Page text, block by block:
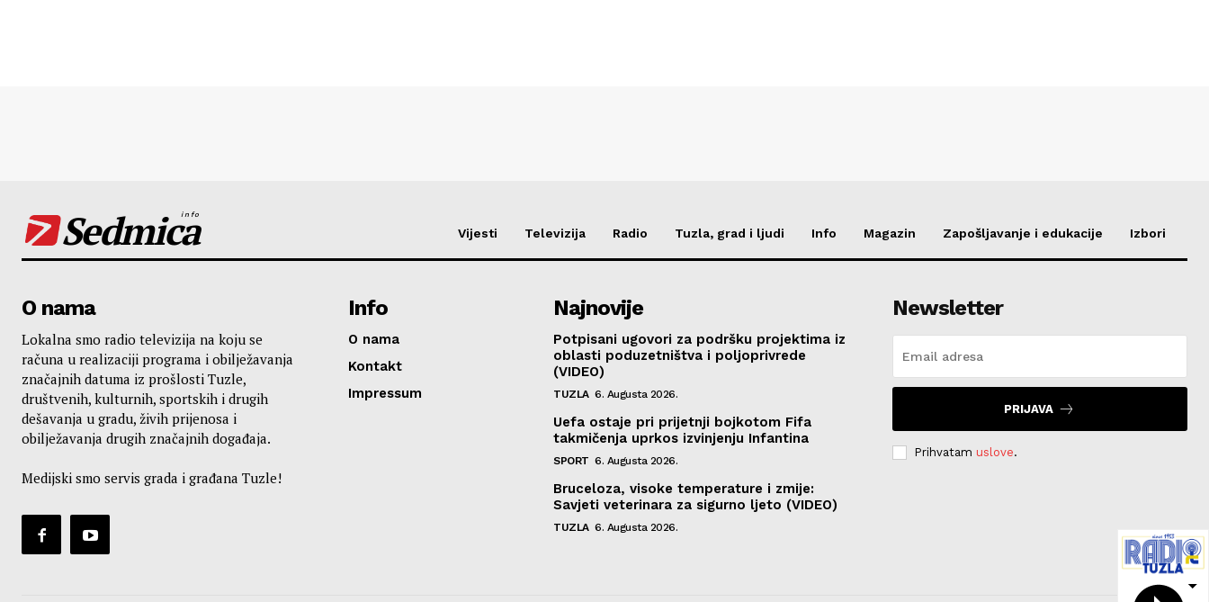
Sedmica
info
Vijesti Televizija Radio Tuzla, grad i ljudi Info Magazin Zapošljavanje i edukacije Izbori
O nama
Lokalna smo radio televizija na koju se
računa u realizaciji programa i obilježavanja
značajnih datuma iz prošlosti Tuzle,
društvenih, kulturnih, sportskih i drugih
dešavanja u gradu, živih prijenosa i
obilježavanja drugih značajnih događaja.
Medijski smo servis grada i građana Tuzle!
Info
O nama
Kontakt
Impressum
Najnovije
Potpisani ugovori za podršku projektima iz
oblasti poduzetništva i poljoprivrede
(VIDEO)
TUZLA 6. Augusta 2026.
Uefa ostaje pri prijetnji bojkotom Fifa
takmičenja uprkos izvinjenju Infantina
SPORT 6. Augusta 2026.
Bruceloza, visoke temperature i zmije:
Savjeti veterinara za sigurno ljeto (VIDEO)
TUZLA 6. Augusta 2026.
Newsletter
PRIJAVA
Prihvatam uslove.